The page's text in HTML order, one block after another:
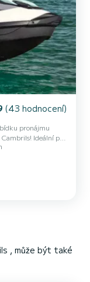
(43 hodnocení)
Ideální pro
kapacitu 2
S délkou 3,17
a 60 minut,
Cambrils z
, může být také